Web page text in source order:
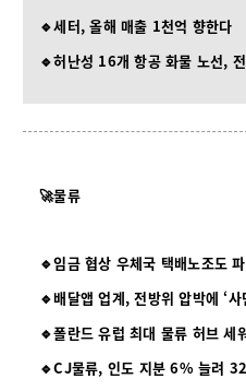
🔹세터, 올해 매출 1천억 향한다
🔹허난성 16개 항공 화물 노선,
🚀물류
🔹임금 협상 우체국 택배노조도
🔹배달앱 업계, 전방위 압박에 ‘사
🔹폴란드 유럽 최대 물류 허브 세
🔹CJ물류, 인도 지분 6% 늘려